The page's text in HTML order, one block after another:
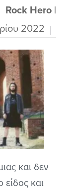
Rock Hero|
2022
και δεν
και